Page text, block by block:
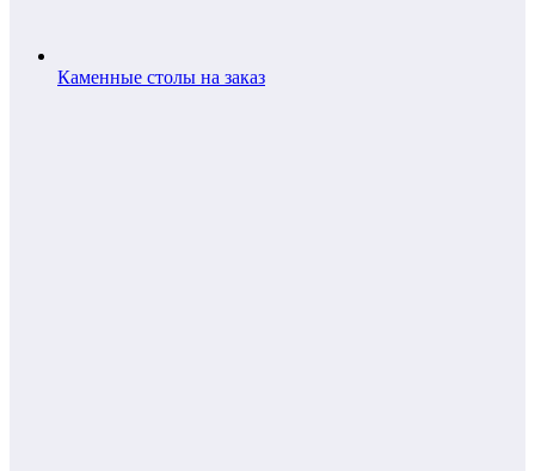
Каменные столы на заказ